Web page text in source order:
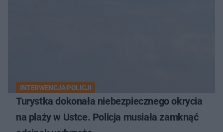
INTERWENCJA POLICJI
Turystka dokonała niebezpiecznego okrycia
na plaży w Ustce. Policja musiała zamknąć